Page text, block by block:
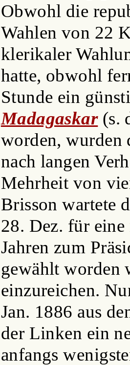
Obwohl die
Wahlen von 22
klerikaler
hatte, obwohl
Stunde ein
Madagaskar(s.
worden, wurden
nach langen
Mehrheit von
Brisson wartete
28. Dez. für eine
Jahren zum
gewählt worden
einzureichen.
Jan. 1886 aus
der Linken ein
anfangs